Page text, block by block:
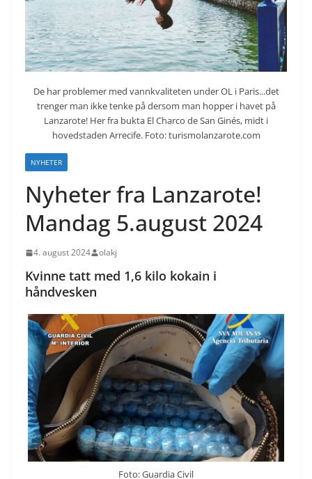
De har problemer med vannkvaliteten under OL i Paris...det
trenger man ikke tenke på dersom man hopper i havet på
Lanzarote! Her fra bukta El Charco de San Ginés, midt i
hovedstaden Arrecife. Foto: turismolanzarote.com
NYHETER
Nyheter fra Lanzarote!
Mandag 5.august 2024
4. august 2024 olakj
Kvinne tatt med 1,6 kilo kokain i
håndvesken
Foto: Guardia Civil